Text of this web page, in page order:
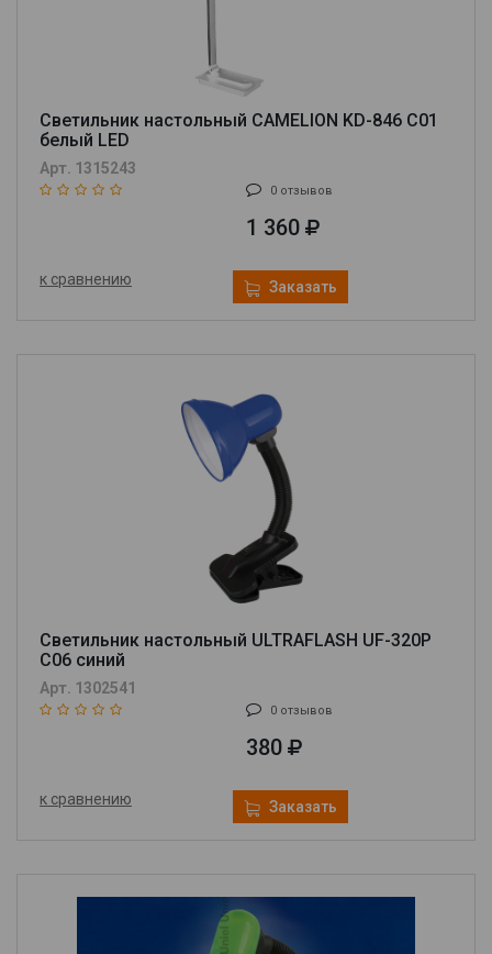
Светильник настольный CAMELION KD-846 C01
белый LED
Арт. 1315243
0 отзывов
1 360
к сравнению Заказать
Светильник настольный ULTRAFLASH UF-320P
C06 синий
Арт. 1302541
0 отзывов
380
к сравнению Заказать